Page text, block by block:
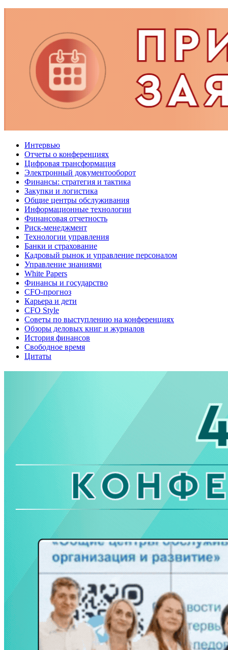
Интервью
Отчеты о конференциях
Цифровая трансформация
Электронный документооборот
Финансы: стратегия и тактика
Закупки и логистика
Общие центры обслуживания
Информационные технологии
Финансовая отчетность
Риск-менеджмент
Технологии управления
Банки и страхование
Кадровый рынок и управление персоналом
Управление знаниями
White Papers
Финансы и государство
CFO-прогноз
Карьера и дети
CFO Style
Советы по выступлению на конференциях
Обзоры деловых книг и журналов
История финансов
Свободное время
Цитаты